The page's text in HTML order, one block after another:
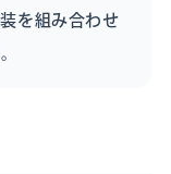
を組み合わせ